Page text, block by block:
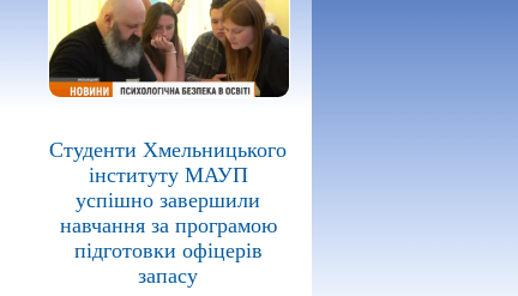
Студенти Хмельницького
інституту МАУП
успішно завершили
навчання за програмою
підготовки офіцерів
запасу